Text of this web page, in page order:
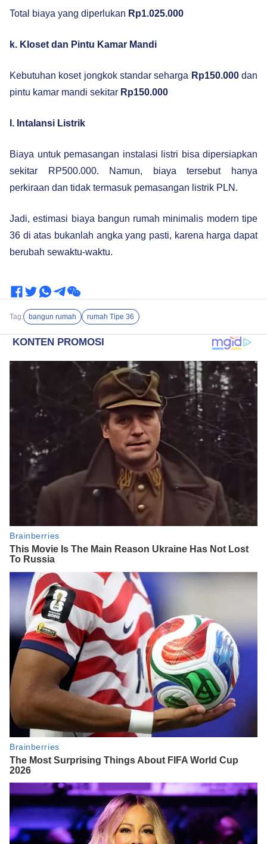
Total biaya yang diperlukan Rp1.025.000
k. Kloset dan Pintu Kamar Mandi
Kebutuhan koset jongkok standar seharga Rp150.000dan
pintu kamar mandi sekitar Rp150.000
l. Intalansi Listrik
Biaya untuk pemasangan instalasi listri bisa dipersiapkan
sekitar RP500.000. Namun, biaya tersebut hanya
perkiraan dan tidak termasuk pemasangan listrik PLN.
Jadi, estimasi biaya bangun rumah minimalis modern tipe
36 di atas bukanlah angka yang pasti, karena harga dapat
berubah sewaktu-waktu.
Tag: bangun rumah rumah Tipe 36